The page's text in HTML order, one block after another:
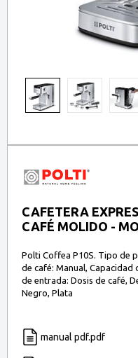
CAFETERA
CAFÉ MOLIDO -
Polti Coffea P10S. Tipo de
de café: Manual, Capacidad
de entrada: Dosis de café,
Negro, Plata
manual pdf.pdf